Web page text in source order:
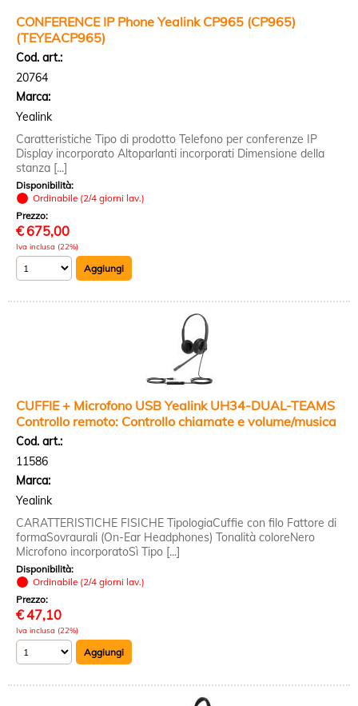
CONFERENCE IP Phone Yealink CP965 (CP965)
(TEYEACP965)
Cod. art.:
20764
Marca:
Yealink
Caratteristiche Tipo di prodotto Telefono per conferenze IP
Display incorporato Altoparlanti incorporati Dimensione della
stanza [...]
Disponibilità:
Ordinabile (2/4 giorni lav.)
Prezzo:
€ 675,00
Iva inclusa (22%)
CUFFIE + Microfono USB Yealink UH34-DUAL-TEAMS
Controllo remoto: Controllo chiamate e volume/musica
Cod. art.:
11586
Marca:
Yealink
CARATTERISTICHE FISICHE TipologiaCuffie con filo Fattore di
formaSovraurali (On-Ear Headphones) Tonalità coloreNero
Microfono incorporatoSì Tipo [...]
Disponibilità:
Ordinabile (2/4 giorni lav.)
Prezzo:
€47,10
Iva inclusa (22%)